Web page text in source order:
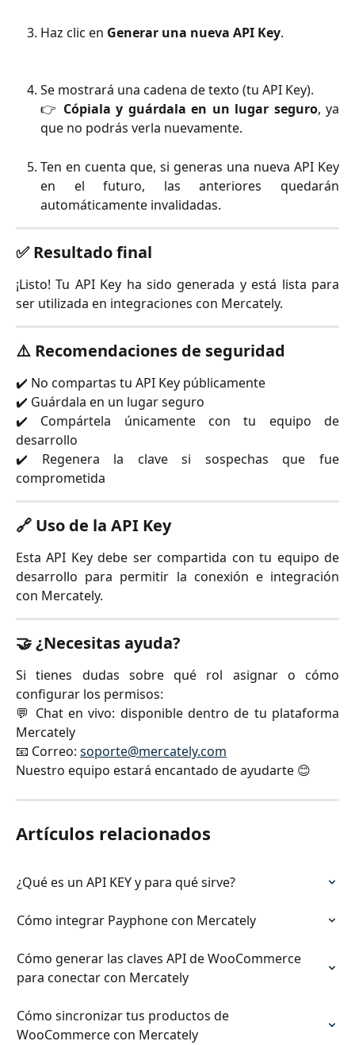
Haz clic en Generar una nueva API Key.
Se mostrará una cadena de texto (tu API Key).
👉 Cópiala y guárdala en un lugar seguro, ya
que no podrás verla nuevamente.
Ten en cuenta que, si generas una nueva API Key
en el futuro, las anteriores quedarán
automáticamente invalidadas.
✅ Resultado final
¡Listo! Tu API Key ha sido generada y está lista para
ser utilizada en integraciones con Mercately.
⚠️ Recomendaciones de seguridad
✔️ No compartas tu API Key públicamente
✔️ Guárdala en un lugar seguro
✔️ Compártela únicamente con tu equipo de
desarrollo
✔️ Regenera la clave si sospechas que fue
comprometida
🔗 Uso de la API Key
Esta API Key debe ser compartida con tu equipo de
desarrollo para permitir la conexión e integración
con Mercately.
🤝 ¿Necesitas ayuda?
Si tienes dudas sobre qué rol asignar o cómo
configurar los permisos:
💬 Chat en vivo: disponible dentro de tu plataforma
Mercately
📧 Correo: soporte@mercately.com
Nuestro equipo estará encantado de ayudarte 😊
Artículos relacionados
¿Qué es un API KEY y para qué sirve?
Cómo integrar Payphone con Mercately
Cómo generar las claves API de WooCommerce
para conectar con Mercately
Cómo sincronizar tus productos de
WooCommerce con Mercately